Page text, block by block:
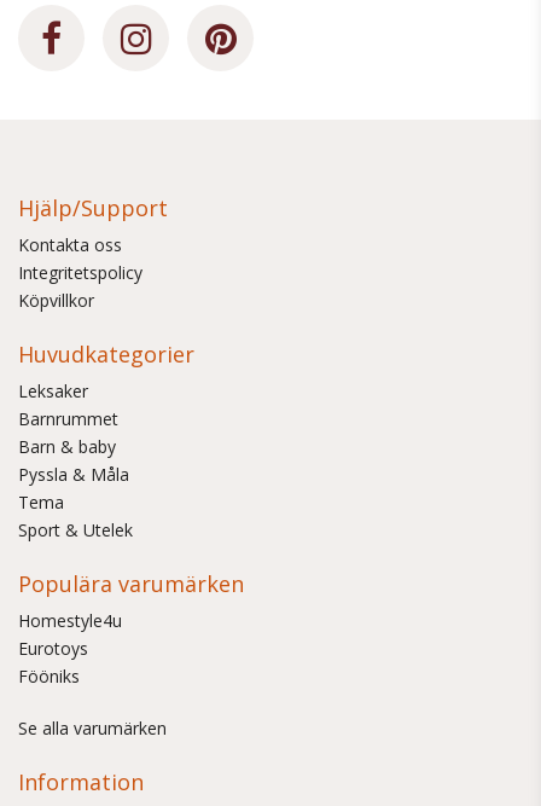
Hjälp/Support
Kontakta oss
Integritetspolicy
Köpvillkor
Huvudkategorier
Leksaker
Barnrummet
Barn & baby
Pyssla & Måla
Tema
Sport & Utelek
Populära varumärken
Homestyle4u
Eurotoys
Fööniks
Se alla varumärken
Information